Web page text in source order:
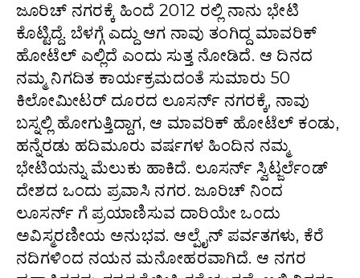
ಜೂರಿಚ್ ನಗರಕ್ಕೆ ಹಿಂದೆ 2012 ರಲ್ಲಿ ನಾನು ಭೇಟಿ
ಕೊಟ್ಟಿದ್ದೆ. ಬೆಳಗ್ಗೆ ಎದ್ದು ಆಗ ನಾವು ತಂಗಿದ್ದ ಮಾವರಿಕ್
ಹೋಟೆಲ್ ಎಲ್ಲಿದೆ ಎಂದು ಸುತ್ತ ನೋಡಿದೆ. ಆ ದಿನದ
ನಮ್ಮ ನಿಗದಿತ ಕಾರ್ಯಕ್ರಮದಂತೆ ಸುಮಾರು 50
ಕಿಲೋಮೀಟರ್ ದೂರದ ಲೂಸರ್ನ್ ನಗರಕ್ಕೆ, ನಾವು
ಬಸ್ನಲ್ಲಿ ಹೋಗುತ್ತಿದ್ದಾಗ, ಆ ಮಾವರಿಕ್ ಹೋಟೆಲ್ ಕಂಡು,
ಹನ್ನೆರಡು ಹದಿಮೂರು ವರ್ಷಗಳ ಹಿಂದಿನ ನಮ್ಮ
ಭೇಟಿಯನ್ನು ಮೆಲುಕು ಹಾಕಿದೆ. ಲೂಸರ್ನ್ ಸ್ವಿಟ್ಜರ್ಲೆ೦ಡ್
ದೇಶದ ಒಂದು ಪ್ರವಾಸಿ ನಗರ. ಜೂರಿಚ್ ನಿಂದ
ಲೂಸರ್ನ್ ಗೆ ಪ್ರಯಾಣಿಸುವ ದಾರಿಯೇ ಒ೦ದು
ಅವಿಸ್ಮರಣೀಯ ಅನುಭವ. ಆಲ್ಪೈನ್ ಪರ್ವತಗಳು, ಕೆರೆ
ನದಿಗಳಿ೦ದ ನಯನ ಮನೋಹರವಾಗಿದೆ. ಆ ನಗರ